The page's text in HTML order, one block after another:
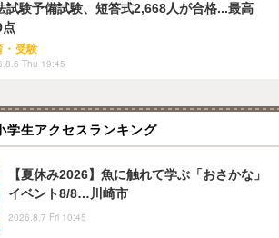
試験予備試験、短答式2,668人が合格...最高
点
・受験
Thu 19:45
学生アクセスランキング
【夏休み2026】魚に触れて学ぶ「おさかな」
イベント8/8…川崎市
2026.8.7 Fri 10:45